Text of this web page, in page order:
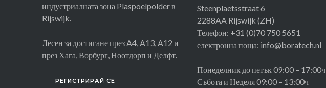
индустриалната зона Plaspoelpolder в
Rijswijk.
Лесен за достигане през A4, A13, A12 и
през Хага, Ворбург, Ноотдорп и Делфт.
РЕГИСТРИРАЙ СЕ
Steenplaetsstraat 6
2288AA Rijswijk (ZH)
Телефон: +31 (0)70 750 5651
електронна поща: info@boratech.nl
Понеделник до петък 09:00 – 17:00ч
Събота и Неделя 09:00 – 13:00ч